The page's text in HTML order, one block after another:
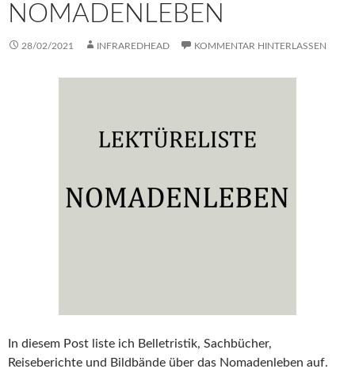
NOMADENLEBEN
28/02/2021 INFRAREDHEAD KOMMENTAR HINTERLASSEN
In diesem Post liste ich Belletristik, Sachbücher,
Reiseberichte und Bildbände über das Nomadenleben auf.